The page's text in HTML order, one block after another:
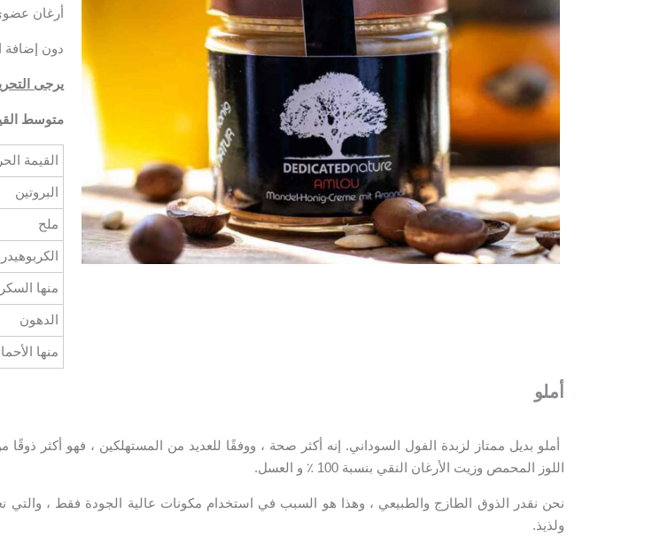
أرغان
دون إضافة
يرجى
متوسط القيم
القيمة
البروتين
ملح
منها السكر
الدهون
منها
أملو
أملو بديل ممتاز لزبدة الفول السوداني. إنه أكثر صحة ، ووفقًا للعديد من المستهلكين ، فهو أكثر
اللوز المحمص وزيت الأرغان النقي بنسبة 100 ٪ و العسل.
نحن نقدر الذوق الطازج والطبيعي ، وهذا هو السبب في استخدام مكونات عالية الجودة فقط ، والتي
ولذيذ.